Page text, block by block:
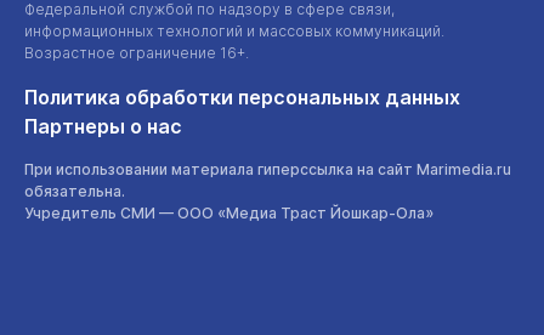
Федеральной службой по надзору в сфере связи,
информационных технологий и массовых коммуникаций.
Возрастное ограничение 16+.
Политика обработки персональных данных
Партнеры о нас
При использовании материала гиперссылка на сайт Marimedia.ru
обязательна.
Учредитель СМИ — ООО «Медиа Траст Йошкар-Ола»